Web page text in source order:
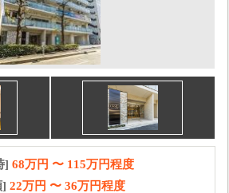
] 68万円 〜 115万円程度
22万円 〜 36万円程度